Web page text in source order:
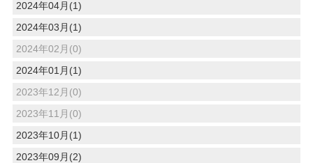
2024年04月(1)
2024年03月(1)
2024年02月(0)
2024年01月(1)
2023年12月(0)
2023年11月(0)
2023年10月(1)
2023年09月(2)